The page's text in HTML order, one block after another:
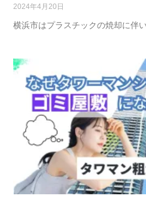
2024年4月20日
横浜市はプラスチックの焼却に伴